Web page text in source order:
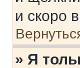
и скоро
» Я